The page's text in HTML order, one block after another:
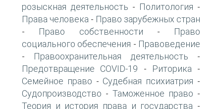
розыскная деятельность - Политология -
Права человека - Право зарубежных стран
- Право собственности -
Право
социального обеспечения - Правоведение
- Правоохранительная деятельность -
Предотвращение COVID-19 - Риторика -
Семейное право - Судебная психиатрия -
Судопроизводство - Таможенное право -
Теория и история права и государства -